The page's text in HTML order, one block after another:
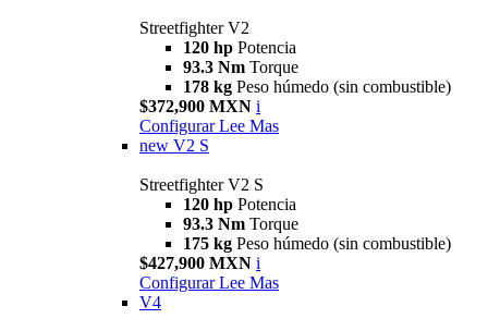
Streetfighter V2
120 hp Potencia
93.3 Nm Torque
178 kg Peso húmedo (sin combustible)
$372,900 MXN i
Configurar Lee Mas
new V2 S
Streetfighter V2 S
120 hp Potencia
93.3 Nm Torque
175 kg Peso húmedo (sin combustible)
$427,900 MXN i
Configurar Lee Mas
V4